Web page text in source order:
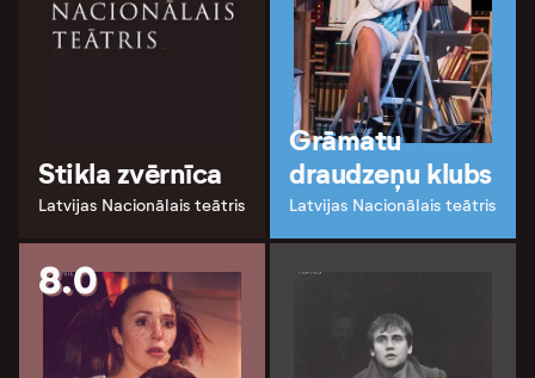
Stikla zvērnīca
Latvijas Nacionālais teātris
Grāmatu
draudzeņu klubs
Latvijas Nacionālais teātris
8.0